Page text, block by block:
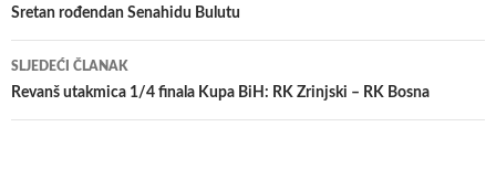
članaka
Sretan rođendan Senahidu Bulutu
SLJEDEĆI ČLANAK
Revanš utakmica 1/4 finala Kupa BiH: RK Zrinjski – RK Bosna